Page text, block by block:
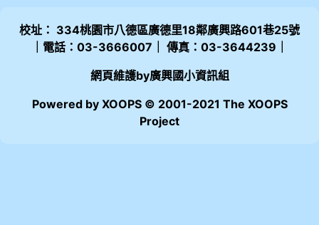
校址： 334桃園市八德區廣德里18鄰廣興路601巷25號
｜電話：03-3666007｜ 傳真：03-3644239｜
網頁維護by廣興國小資訊組
Powered by XOOPS © 2001-2021 The XOOPS
Project